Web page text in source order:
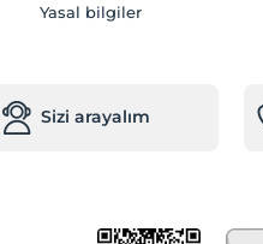
Yasal bilgiler
Sizi arayalım